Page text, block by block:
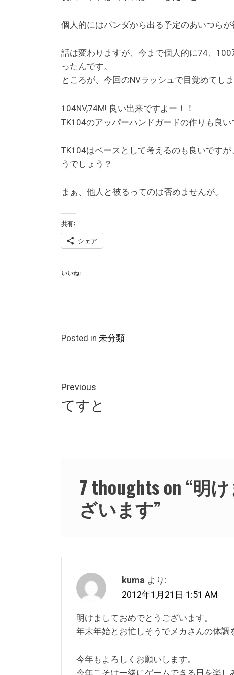
個人的にはパンダから出る予定のあいつらが
話は変わりますが、今まで個人的に74、
ったんです。
ところが、今回のNVラッシュで目覚めてし
104NV,74M! 良い出来ですよー！！
TK104のアッパーハンドガードの作りも良い
TK104はベースとして考えるのも良いです
うでしょう？
まぁ、他人と被るってのは否めませんが。
共有:
シェア
いいね:
Posted in 未分類
稿
ナ
ビ
Previous
Previous
post:
てすと
7 thoughts on “明
ざいます”
kuma より:
2012年1月21日 1:51 AM
明けましておめでとうございます。
年末年始とお忙しそうでメカさんの体調
今年もよろしくお願いします。
今年こそは一緒にゲームできる日を楽し